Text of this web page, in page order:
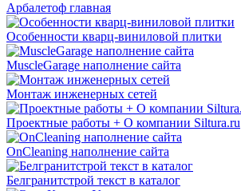
Арбалетоф главная
Особенности кварц-виниловой плитки
MuscleGarage наполнение сайта
Монтаж инженерных сетей
Проектные работы + О компании Siltura.ru
OnCleaning наполнение сайта
Белгранитстрой текст в каталог